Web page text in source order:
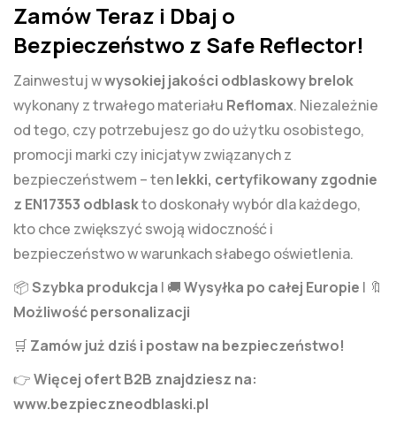
Zamów Teraz i Dbaj o
Bezpieczeństwo z Safe Reflector!
Zainwestuj wwysokiej jakości odblaskowy brelok
wykonany z trwałego materiału Reflomax. Niezależnie
od tego, czy potrzebujesz go do użytku osobistego,
promocji marki czy inicjatyw związanych z
bezpieczeństwem – tenlekki, certyfikowany zgodnie
z EN17353 odblaskto doskonały wybór dla każdego,
kto chce zwiększyć swoją widoczność i
bezpieczeństwo w warunkach słabego oświetlenia.
📦Szybka produkcja | 🚚Wysyłka po całej Europie | 🔖
Możliwość personalizacji
🛒 Zamów już dziś i postaw na bezpieczeństwo!
👉Więcej ofert B2B znajdziesz na:
www.bezpieczneodblaski.pl